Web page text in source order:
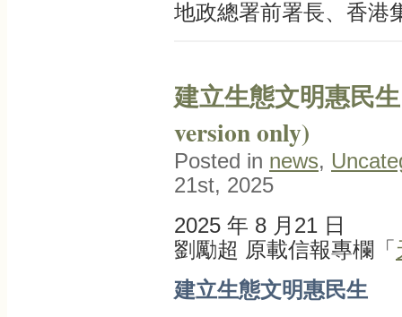
地政總署前署長、香港
建立生態文明惠民
version only)
Posted in news,
21st, 2025
2025 年 8 月21 日
劉勵超 原載信報專欄「
建立生態文明惠民生